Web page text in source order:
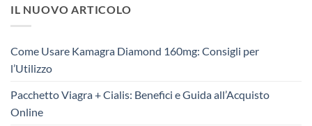
IL NUOVO ARTICOLO
Come Usare Kamagra Diamond 160mg: Consigli per
l’Utilizzo
Pacchetto Viagra + Cialis: Benefici e Guida all’Acquisto
Online